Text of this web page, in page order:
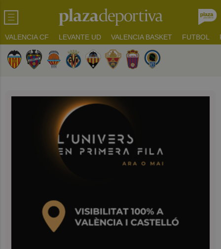
VALENCIA CF LEVANTE UD VALENCIA BASKET FUTBOL